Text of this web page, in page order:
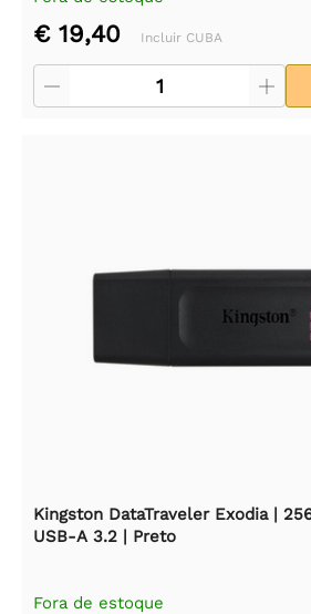
€ 19,40 Incluir CUBA
Kingston DataTraveler Exodia |
USB-A 3.2 | Preto
Fora de estoque